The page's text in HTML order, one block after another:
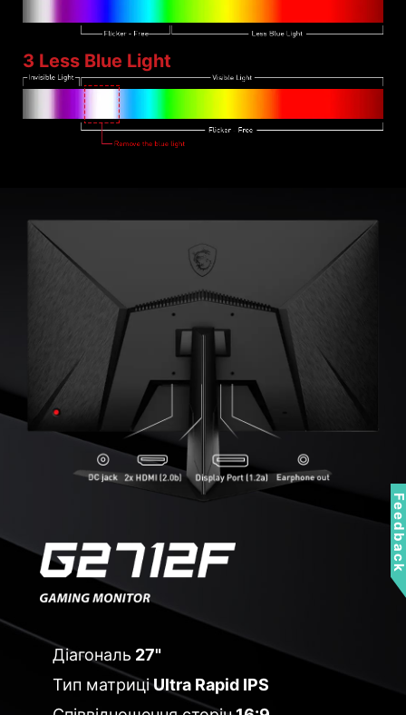
З Less Blue Light
Діагональ27"
Тип матриці
Ultra Rapid IPS